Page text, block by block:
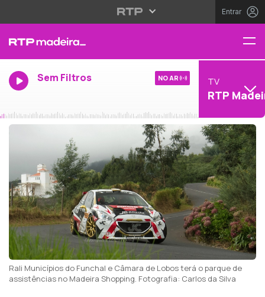
Entrar
Sem Filtros NO AR TV
RTP
Rali Municípios do Funchal e Câmara de Lobos terá o parque de
assistências no Madeira Shopping. Fotografia: Carlos da Silva